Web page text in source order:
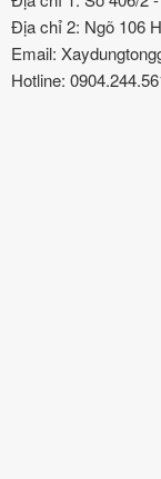
Địa chỉ 2: Ngõ 106
Email:
Hotline: